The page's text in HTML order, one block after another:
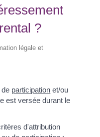
?
légale et
participation et/ou
est versée durant le
d'attribution